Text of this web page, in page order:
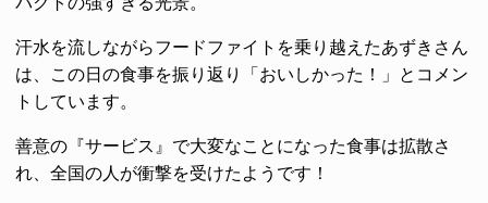
汗水を流しながらフードファイトを乗り越えたあずきさん
は、この日の食事を振り返り「おいしかった！」とコメン
トしています。
善意の『サービス』で大変なことになった食事は拡散さ
れ、全国の人が衝撃を受けたようです！